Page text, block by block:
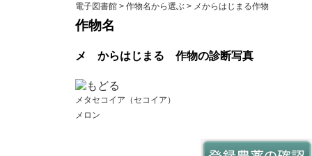
電子図書館 > 作物名から選ぶ> メからはじまる作物
作物名
メ からはじまる 作物の診断写真
メタセコイア（セコイア）
メロン